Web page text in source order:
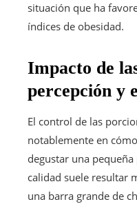
situación que ha
índices de obesidad.
Impacto de
percepción y
El control de las
notablemente en
degustar una
calidad suele resultar
una barra grande de